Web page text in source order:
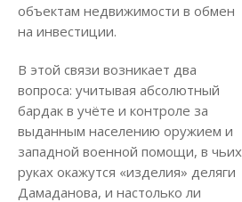
объектам недвижимости в обмен
на инвестиции.
В этой связи возникает два
вопроса: учитывая абсолютный
бардак в учёте и контроле за
выданным населению оружием и
западной военной помощи, в чьих
руках окажутся «изделия» деляги
Дамаданова, и настолько ли